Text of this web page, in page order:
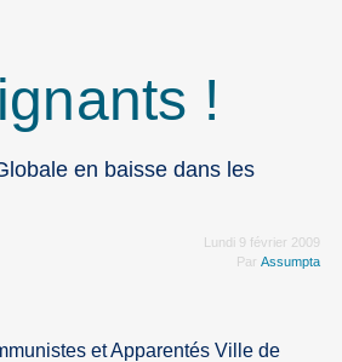
!
en baisse dans les
Lundi 9 février 2009
Par Assumpta
et Apparentés Ville de